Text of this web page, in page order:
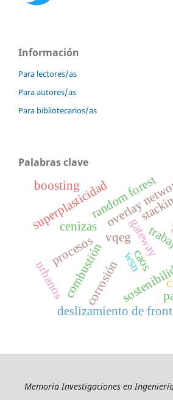
Información
Para lectores/as
Para autores/as
Para bibliotecarios/as
Palabras clave
combustión
cenizas
corrosión wsn
gateway
overlay
superplasticidad
deslizamiento de
procesos
boosting random forest
vqeg
caos
urbanos
Memoria Investigaciones en